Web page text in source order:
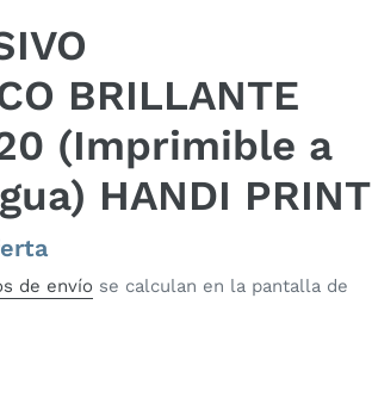
BRILLANTE
(Imprimible a
HANDI PRINT
de envío se calculan en la pantalla de